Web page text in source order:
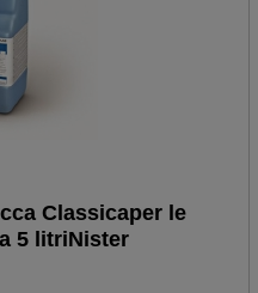
Classicaper le
5 litriNister